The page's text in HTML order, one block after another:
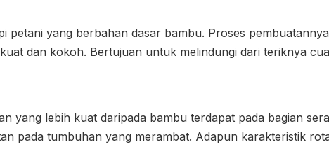
petani yang berbahan dasar bambu. Proses
dan kokoh. Bertujuan untuk melindungi dari teriknya
yang lebih kuat daripada bambu terdapat pada bagian
pada tumbuhan yang merambat. Adapun karakteristik